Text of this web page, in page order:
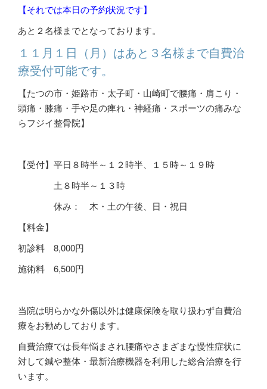
【それでは本日の予約状況です】
あと２名様までとなっております。
１１月１ 日（月）はあと３名様まで自費治
療受付可能です。
【たつの市・姫路市・太子町・山崎町で腰痛・肩こり・
頭痛・膝痛・手や足の痺れ・神経痛・スポーツの痛みな
らフジイ整骨院】
【受付】平日８時半～１２時半、１５時～１９時
土８時半～１３時
休み： 木・土の午後、日・祝日
【料金】
初診料 8,000円
施術料 6,500円
当院は明らかな外傷以外は健康保険を取り扱わず自費治
療をお勧めしております。
自費治療では長年悩まされ腰痛やさまざまな慢性症状に
対して鍼や整体・最新治療機器を利用した総合治療を行
います。